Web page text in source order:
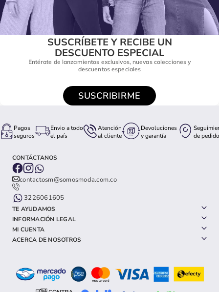
SUSCRÍBETE Y RECIBE UN
DESCUENTO ESPECIAL
Entérate de lanzamientos exclusivos, nuevas colecciones y
descuentos especiales
SUSCRIBIRME
Pagos
seguros
Envio a todo
el país
Atención
al cliente
Devoluciones
y garantía
de pedido
CONTÁCTANOS
contactosm@somosmoda.com.co
3226061605
TE AYUDAMOS
INFORMACIÓN LEGAL
MI CUENTA
ACERCA DE NOSOTROS